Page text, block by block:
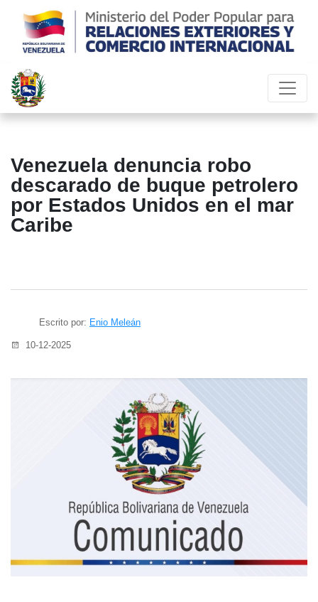
Venezuela denuncia robo
descarado de buque petrolero
por Estados Unidos en el mar
Caribe
Escrito por: Enio Meleán
10-12-2025